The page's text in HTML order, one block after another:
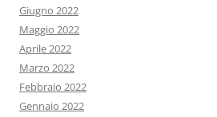
Giugno 2022
Maggio 2022
Aprile 2022
Marzo 2022
Febbraio 2022
Gennaio 2022